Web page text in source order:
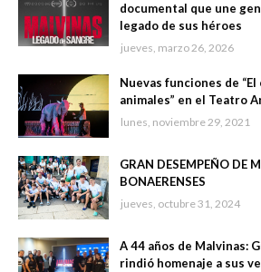
documental que une
legado de sus héroes
jueves, marzo 26, 2026
Nuevas funciones de
animales” en el Teatro
lunes, noviembre 29, 2021
GRAN DESEMPEÑO DE
BONAERENSES
jueves, octubre 31, 2024
A 44 años de Malvinas:
rindió homenaje a sus